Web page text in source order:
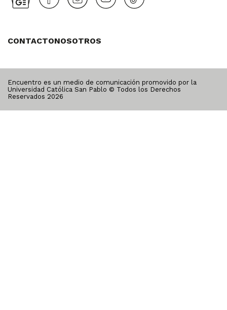
CONTACTONOSOTROS
Encuentro es un medio de comunicación promovido por la
Universidad Católica San Pablo © Todos los Derechos
Reservados 2026